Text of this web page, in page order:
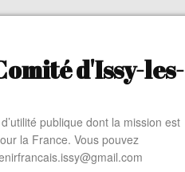
d'Issy-les-
publique dont la mission est
la France. Vous pouvez